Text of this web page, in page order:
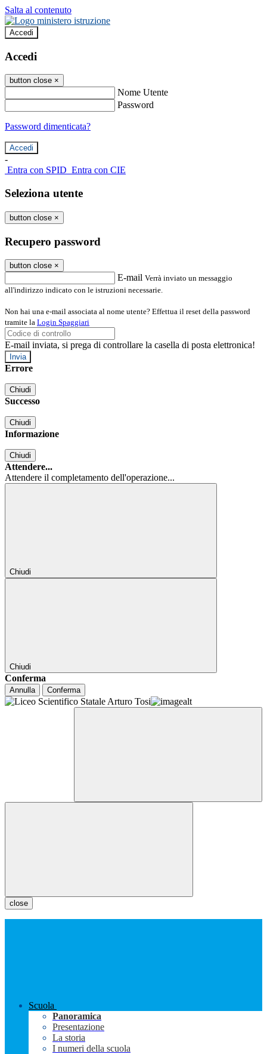
Salta al contenuto
Accedi
Accedi
button close ×
Nome Utente
Password
Password dimenticata?
-
Entra con SPID Entra con CIE
Seleziona utente
button close ×
Recupero password
button close ×
E-mail Verrà inviato un messaggio
all'indirizzo indicato con le istruzioni necessarie.
Non hai una e-mail associata al nome utente? Effettua il reset della password
tramite la Login Spaggiari
E-mail inviata, si prega di controllare la casella di posta elettronica!
Errore
Chiudi
Successo
Chiudi
Informazione
Chiudi
Attendere...
Attendere il completamento dell'operazione...
Chiudi
Chiudi
Conferma
Annulla Conferma
close
Scuola
Panoramica
Presentazione
La storia
I numeri della scuola